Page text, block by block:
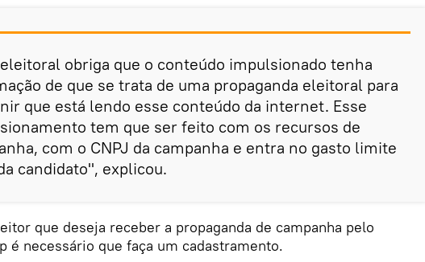
obriga que o conteúdo impulsionado tenha
de que se trata de uma propaganda eleitoral para
que está lendo esse conteúdo da internet. Esse
tem que ser feito com os recursos de
com o CNPJ da campanha e entra no gasto limite
candidato", explicou.
que deseja receber a propaganda de campanha pelo
é necessário que faça um cadastramento.